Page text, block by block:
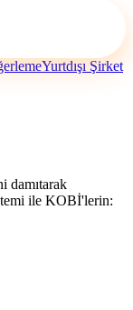
Yurtdışı Şirket
damıtarak
ile KOBİ'lerin: